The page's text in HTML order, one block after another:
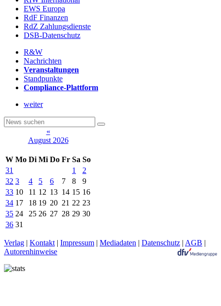
EWS Europa
RdF Finanzen
RdZ Zahlungsdienste
DSB-Datenschutz
R&W
Nachrichten
Veranstaltungen
Standpunkte
Compliance-Plattform
weiter
«
August 2026
W Mo Di Mi Do Fr Sa So
31
1
2
32 3 4 5 6 7 8
9
33 10 11 12 13 14 15 16
34 17 18 19 20 21 22 23
35 24 25 26 27 28 29 30
36 31
Verlag | Kontakt | Impressum | Mediadaten | Datenschutz | AGB |
Autorenhinweise